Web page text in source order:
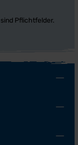
Pflichtfelder.